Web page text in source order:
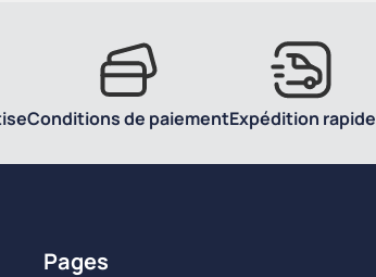
Conditions de paiementExpédition rapide
Pages